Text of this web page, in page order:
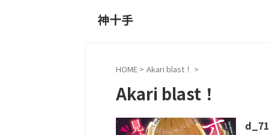
神十手
HOME > Akari blast！ >
Akari blast！